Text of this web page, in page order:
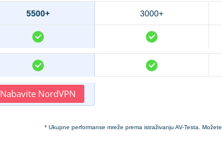
5500+ 3000+
Nabavite NordVPN
* Ukupne performanse mreže prema istraživanju AV-Testa. Možete